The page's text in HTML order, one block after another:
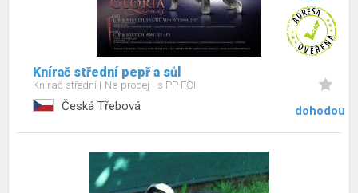
Knírač střední pepř a sůl
Knírač střední Na prodej s PP FCI
Česká Třebová dohodou